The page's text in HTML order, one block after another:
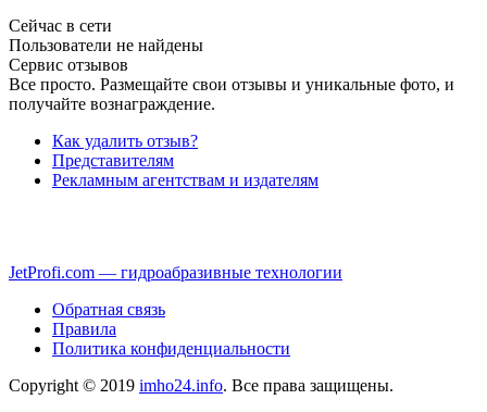
Сейчас в сети
Пользователи не найдены
Сервис отзывов
Все просто. Размещайте свои отзывы и уникальные фото, и
получайте вознаграждение.
Как удалить отзыв?
Представителям
Рекламным агентствам и издателям
JetProfi.com — гидроабразивные технологии
Обратная связь
Правила
Политика конфиденциальности
Copyright © 2019 imho24.info. Все права защищены.